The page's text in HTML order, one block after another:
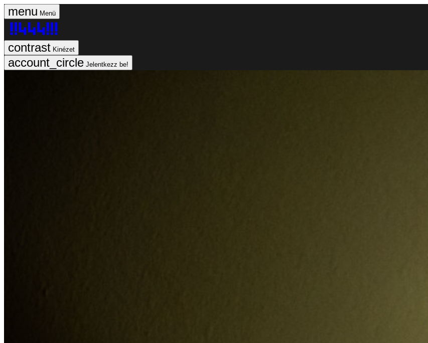
Menü
Kinézet
Jelentkezz be!